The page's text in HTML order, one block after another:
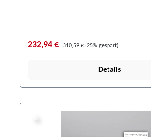
232,94 € 310,59 € (25% gespart)
Details